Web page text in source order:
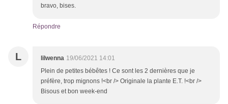
bravo, bises.
Répondre
L lilwenna 19/06/2021 14:01
Plein de petites bébêtes ! Ce sont les 2 dernières que je
préfère, trop mignons !<br /> Originale la plante E.T. !<br />
Bisous et bon week-end